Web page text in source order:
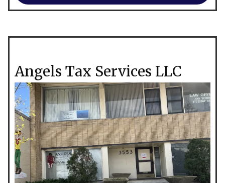
Angels Tax Services LLC